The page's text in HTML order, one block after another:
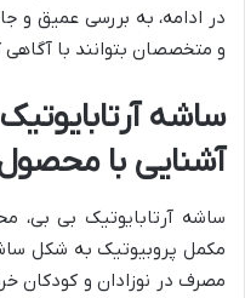
در ادامه، به بررسی عمیق و
و متخصصان بتوانند با
ساشه
آشنایی با
ساشه آرتابایوتیک بی بی،
مکمل پروبیوتیک به شکل
مصرف در نوزادان و کودکان